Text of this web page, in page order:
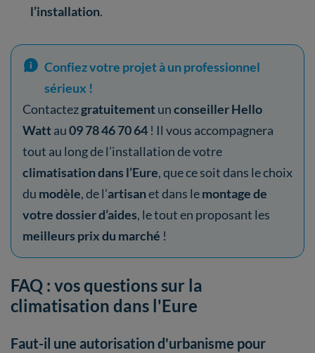
l’installation.
Confiez votre projet à un professionnel
sérieux !
Contactezgratuitementunconseiller Hello
Wattau09 78 46 70 64 ! Il vous accompagnera
tout au long de l’installation de votre
climatisation dans l’Eure, que ce soit dans le choix
du modèle, de l’artisanet dans lemontage de
votre dossier d’aides, le tout en proposant les
meilleurs prix du marché !
FAQ : vos questions sur la
climatisation dans l'Eure
Faut-il une autorisation d'urbanisme pour